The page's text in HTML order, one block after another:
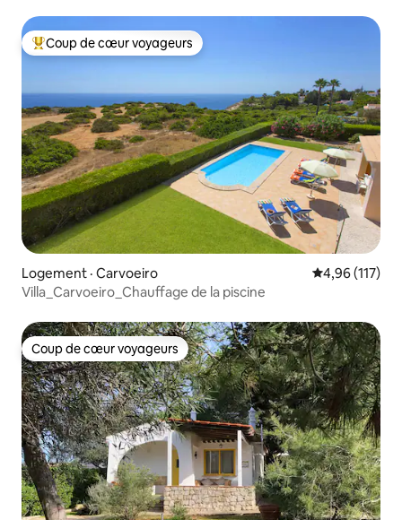
Coup de cœur voyageurs parmi les plus aimés
Coup de cœur voyageurs
Logement · Carvoeiro Note
4,96 (117)
Villa_Carvoeiro_Chauffage de la piscine
Coup de cœur voyageurs
Coup de cœur voyageurs